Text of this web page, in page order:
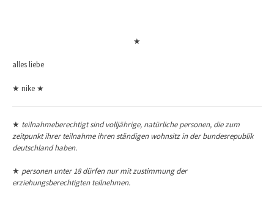
★
alles liebe
★ nike ★
★ teilnahmeberechtigt sind volljährige, natürliche personen, die zum
zeitpunkt ihrer teilnahme ihren ständigen wohnsitz in der bundesrepublik
deutschland haben.
★ personen unter 18 dürfen nur mit zustimmung der
erziehungsberechtigten teilnehmen.